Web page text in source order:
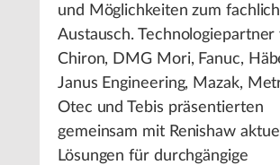
und Möglichkeiten zum
Austausch. Technologiepartner
Chiron, DMG Mori, Fanuc,
Janus Engineering, Mazak,
Otec und Tebis präsentierten
gemeinsam mit Renishaw
Lösungen für durchgängige